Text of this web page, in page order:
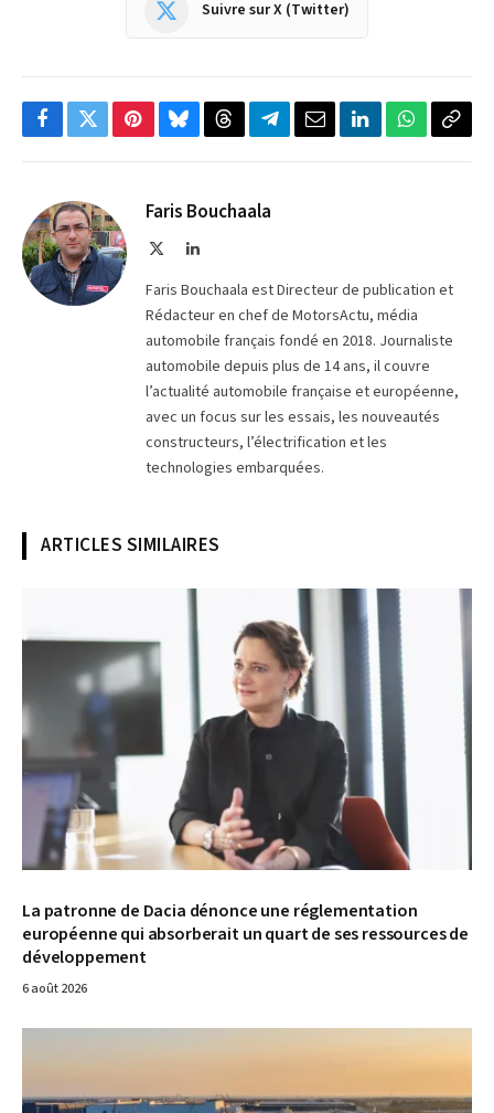
Suivre sur X (Twitter)
Facebook
TwitterPinterestBlueskyThreadsPartager
Telegram
EmailLinkedInWhatsApp
Faris Bouchaala
LinkedIn
Faris Bouchaala est Directeur de publication et
Rédacteur en chef de MotorsActu, média
automobile français fondé en 2018. Journaliste
automobile depuis plus de 14 ans, il couvre
l’actualité automobile française et européenne,
avec un focus sur les essais, les nouveautés
constructeurs, l’électrification et les
technologies embarquées.
ARTICLES SIMILAIRES
La patronne de Dacia dénonce une réglementation
européenne qui absorberait un quart de ses ressources de
développement
6 août 2026